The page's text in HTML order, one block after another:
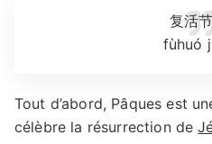
复活节
fùhuó
Tout d’abord, Pâques est
célèbre la résurrection de